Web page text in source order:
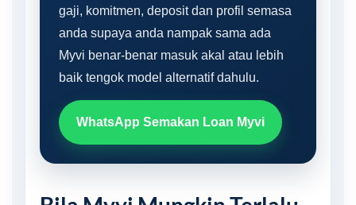
gaji, komitmen, deposit dan profil semasa
anda supaya anda nampak sama ada
Myvi benar-benar masuk akal atau lebih
baik tengok model alternatif dahulu.
WhatsApp Semakan Loan Myvi